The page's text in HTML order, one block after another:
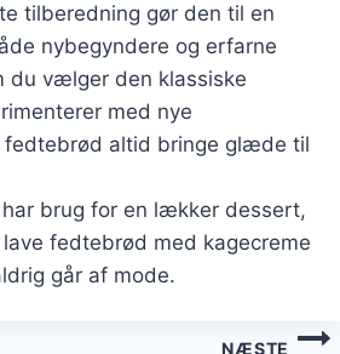
tilberedning gør den til en
nybegyndere og erfarne
du vælger den klassiske
med nye
fedtebrød altid bringe glæde til
brug for en lækker dessert,
fedtebrød med kagecreme
går af mode.
NÆSTE